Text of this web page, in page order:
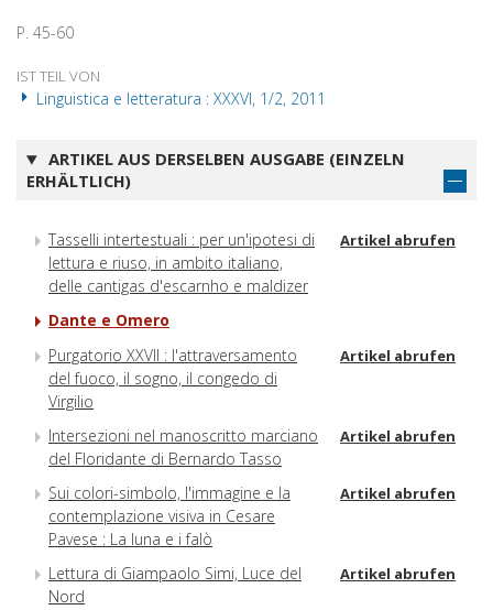
P. 45-60
IST TEIL VON
Linguistica e letteratura : XXXVI, 1/2, 2011
ARTIKEL AUS DERSELBEN AUSGABE (EINZELN
ERHÄLTLICH)
Tasselli intertestuali : per un'ipotesi di
lettura e riuso, in ambito italiano,
delle cantigas d'escarnho e maldizer
Artikel abrufen
Dante e Omero
Purgatorio XXVII : l'attraversamento
del fuoco, il sogno, il congedo di
Virgilio
Artikel abrufen
Intersezioni nel manoscritto marciano
del Floridante di Bernardo Tasso
Artikel abrufen
Sui colori-simbolo, l'immagine e la
contemplazione visiva in Cesare
Pavese : La luna e i falò
Artikel abrufen
Lettura di Giampaolo Simi, Luce del
Nord
Artikel abrufen